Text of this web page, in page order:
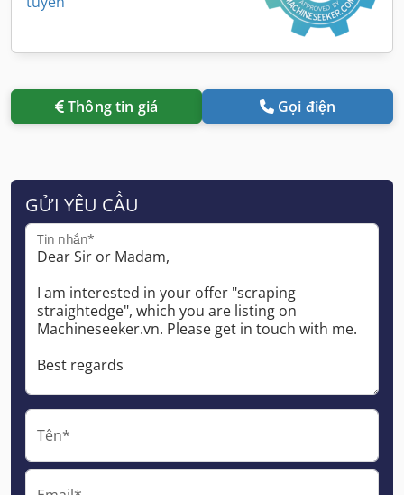
Thông tin giá Gọi điện
GỬI YÊU CẦU
Tin nhắn*
Tên*